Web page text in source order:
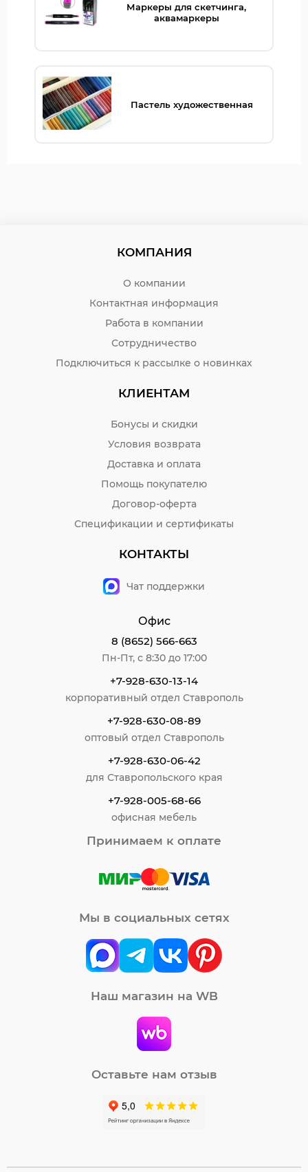
Маркеры для скетчинга,
аквамаркеры
Пастель художественная
КОМПАНИЯ
О компании
Контактная информация
Работа в компании
Сотрудничество
Подключиться к рассылке о новинках
КЛИЕНТАМ
Бонусы и скидки
Условия возврата
Доставка и оплата
Помощь покупателю
Договор-оферта
Спецификации и сертификаты
КОНТАКТЫ
Чат поддержки
Офис
8 (8652) 566-663
Пн-Пт, с 8:30 до 17:00
+7-928-630-13-14
корпоративный отдел Ставрополь
+7-928-630-08-89
оптовый отдел Ставрополь
+7-928-630-06-42
для Ставропольского края
+7-928-005-68-66
офисная мебель
Принимаем к оплате
Мы в социальных сетях
Наш магазин на WB
Оставьте нам отзыв